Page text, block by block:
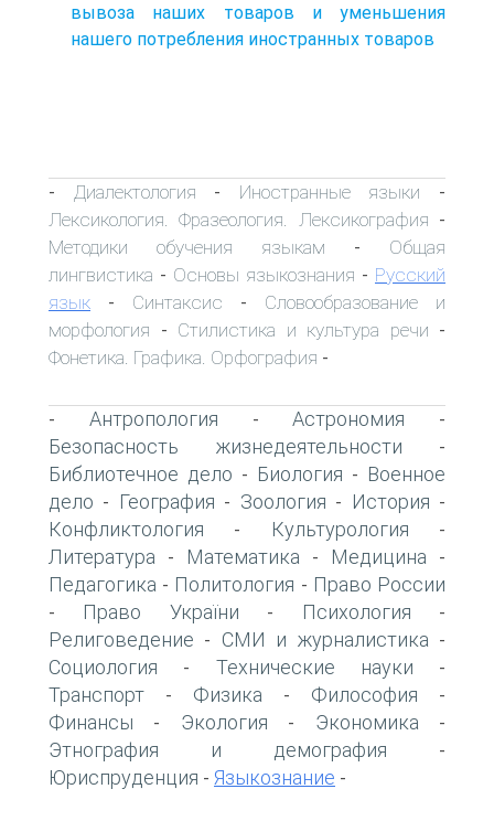
вывоза наших товаров и уменьшения
нашего потребления иностранных товаров
- Диалектология - Иностранные языки -
Лексикология. Фразеология. Лексикография -
Методики обучения языкам - Общая
лингвистика - Основы языкознания - Русский
язык - Синтаксис - Словообразование и
морфология - Стилистика и культура речи -
Фонетика. Графика. Орфография -
- Антропология -Астрономия -
Безопасность жизнедеятельности -
Библиотечное дело - Биология - Военное
дело - География - Зоология - История -
Конфликтология - Культурология -
Литература - Математика - Медицина -
Педагогика - Политология - Право России
- Право України - Психология -
Религоведение - СМИ и журналистика -
Социология - Технические науки -
Транспорт - Физика - Философия -
Финансы - Экология - Экономика -
Этнография и демография -
Юриспруденция - Языкознание -